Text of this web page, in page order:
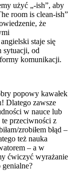
użyć „-ish”, aby
room is clean-ish”
że
staje się
sytuacji, od
komunikacji.
popowy kawałek
Dlatego zawsze
w nauce lub
przeciwności z
zrobiłem błąd –
też nauka
– a w
ćwiczyć wyrażanie